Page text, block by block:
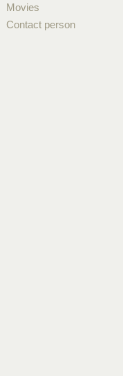
Movies
Contact person